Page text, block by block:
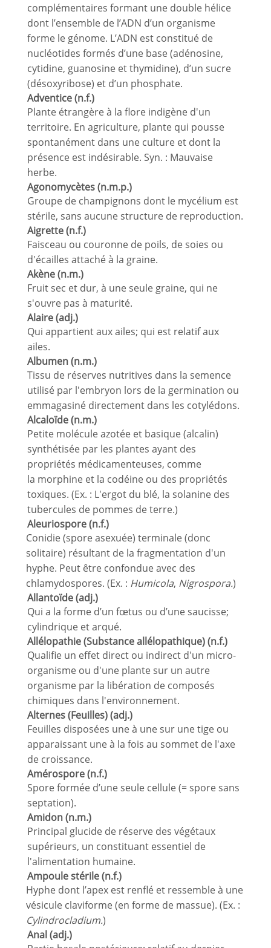
complémentaires formant une double hélice
dont l’ensemble de l’ADN d’un organisme
forme le génome. L’ADN est constitué de
nucléotides formés d’une base (adénosine,
cytidine, guanosine et thymidine), d’un sucre
(désoxyribose) et d’un phosphate.
Adventice (n.f.)
Plante étrangère à la flore indigène d'un
territoire. En agriculture, plante qui pousse
spontanément dans une culture et dont la
présence est indésirable. Syn. : Mauvaise
herbe.
Agonomycètes (n.m.p.)
Groupe de champignons dont le mycélium est
stérile, sans aucune structure de reproduction.
Aigrette (n.f.)
Faisceau ou couronne de poils, de soies ou
d'écailles attaché à la graine.
Akène (n.m.)
Fruit sec et dur, à une seule graine, qui ne
s'ouvre pas à maturité.
Alaire (adj.)
Qui appartient aux ailes; qui est relatif aux
ailes.
Albumen (n.m.)
Tissu de réserves nutritives dans la semence
utilisé par l'embryon lors de la germination ou
emmagasiné directement dans les cotylédons.
Alcaloïde (n.m.)
Petite molécule azotée et basique (alcalin)
synthétisée par les plantes ayant des
propriétés médicamenteuses, comme
la morphine et la codéine ou des propriétés
toxiques. (Ex. : L'ergot du blé, la solanine des
tubercules de pommes de terre.)
Aleuriospore (n.f.)
Conidie (spore asexuée) terminale (donc
solitaire) résultant de la fragmentation d'un
hyphe. Peut être confondue avec des
chlamydospores. (Ex. : Humicola, Nigrospora.)
Allantoïde (adj.)
Qui a la forme d’un fœtus ou d’une saucisse;
cylindrique et arqué.
Allélopathie (Substance allélopathique) (n.f.)
Qualifie un effet direct ou indirect d'un micro-
organisme ou d'une plante sur un autre
organisme par la libération de composés
chimiques dans l'environnement.
Alternes (Feuilles) (adj.)
Feuilles disposées une à une sur une tige ou
apparaissant une à la fois au sommet de l'axe
de croissance.
Amérospore (n.f.)
Spore formée d’une seule cellule (= spore sans
septation).
Amidon (n.m.)
Principal glucide de réserve des végétaux
supérieurs, un constituant essentiel de
l'alimentation humaine.
Ampoule stérile (n.f.)
Hyphe dont l’apex est renflé et ressemble à une
vésicule claviforme (en forme de massue). (Ex. :
Cylindrocladium.)
Anal (adj.)